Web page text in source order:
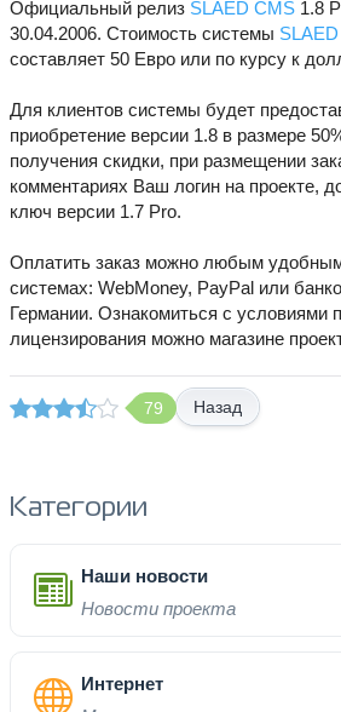
Официальный релиз SLAED CMS 1.8
30.04.2006. Стоимость системы
составляет 50 Евро или по курсу к
Для клиентов системы будет
приобретение версии 1.8 в размере
получения скидки, при размещении
комментариях Ваш логин на проекте,
ключ версии 1.7 Pro.
Оплатить заказ можно любым
системах: WebMoney, PayPal или
Германии. Ознакомиться с условиями
лицензирования можно магазине
79 Назад
Категории
Наши новости
Новости проекта
Интернет